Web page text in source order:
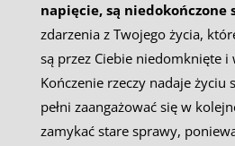
napięcie, są niedokończone
zdarzenia z Twojego życia,
są przez Ciebie niedomknięte i
Kończenie rzeczy nadaje życiu
pełni zaangażować się w
zamykać stare sprawy,